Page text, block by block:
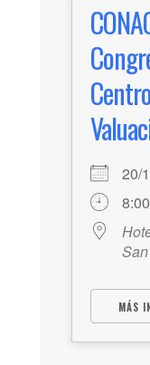
20/
MÁS